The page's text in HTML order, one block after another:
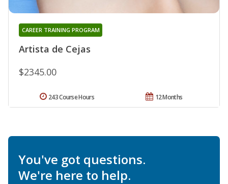
Artista de Cejas
CAREER TRAINING PROGRAM
$2345.00
12 Months
243 Course Hours
You've got questions.
We're here to help.